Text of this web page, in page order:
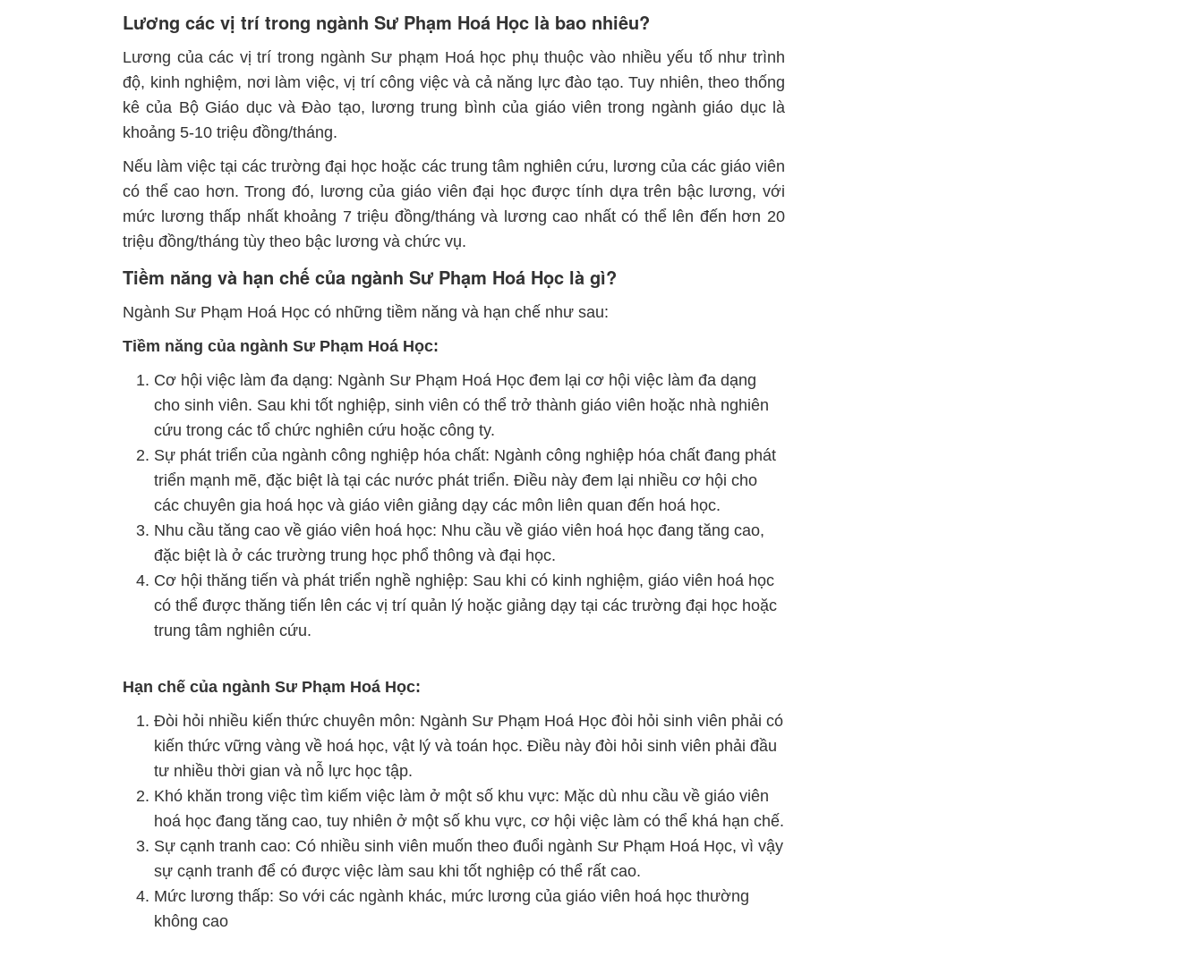
Lương các vị trí trong ngành Sư Phạm Hoá Học là bao nhiêu?
Lương của các vị trí trong ngành Sư phạm Hoá học phụ thuộc vào nhiều yếu tố như trình
độ, kinh nghiệm, nơi làm việc, vị trí công việc và cả năng lực đào tạo. Tuy nhiên, theo thống
kê của Bộ Giáo dục và Đào tạo, lương trung bình của giáo viên trong ngành giáo dục là
khoảng 5-10 triệu đồng/tháng.
Nếu làm việc tại các trường đại học hoặc các trung tâm nghiên cứu, lương của các giáo viên
có thể cao hơn. Trong đó, lương của giáo viên đại học được tính dựa trên bậc lương, với
mức lương thấp nhất khoảng 7 triệu đồng/tháng và lương cao nhất có thể lên đến hơn 20
triệu đồng/tháng tùy theo bậc lương và chức vụ.
Tiềm năng và hạn chế của ngành Sư Phạm Hoá Học là gì?
Ngành Sư Phạm Hoá Học có những tiềm năng và hạn chế như sau:
Tiềm năng của ngành Sư Phạm Hoá Học:
Cơ hội việc làm đa dạng: Ngành Sư Phạm Hoá Học đem lại cơ hội việc làm đa dạng
cho sinh viên. Sau khi tốt nghiệp, sinh viên có thể trở thành giáo viên hoặc nhà nghiên
cứu trong các tổ chức nghiên cứu hoặc công ty.
Sự phát triển của ngành công nghiệp hóa chất: Ngành công nghiệp hóa chất đang phát
triển mạnh mẽ, đặc biệt là tại các nước phát triển. Điều này đem lại nhiều cơ hội cho
các chuyên gia hoá học và giáo viên giảng dạy các môn liên quan đến hoá học.
Nhu cầu tăng cao về giáo viên hoá học: Nhu cầu về giáo viên hoá học đang tăng cao,
đặc biệt là ở các trường trung học phổ thông và đại học.
Cơ hội thăng tiến và phát triển nghề nghiệp: Sau khi có kinh nghiệm, giáo viên hoá học
có thể được thăng tiến lên các vị trí quản lý hoặc giảng dạy tại các trường đại học hoặc
trung tâm nghiên cứu.
Hạn chế của ngành Sư Phạm Hoá Học:
Đòi hỏi nhiều kiến thức chuyên môn: Ngành Sư Phạm Hoá Học đòi hỏi sinh viên phải có
kiến thức vững vàng về hoá học, vật lý và toán học. Điều này đòi hỏi sinh viên phải đầu
tư nhiều thời gian và nỗ lực học tập.
Khó khăn trong việc tìm kiếm việc làm ở một số khu vực: Mặc dù nhu cầu về giáo viên
hoá học đang tăng cao, tuy nhiên ở một số khu vực, cơ hội việc làm có thể khá hạn chế.
Sự cạnh tranh cao: Có nhiều sinh viên muốn theo đuổi ngành Sư Phạm Hoá Học, vì vậy
sự cạnh tranh để có được việc làm sau khi tốt nghiệp có thể rất cao.
Mức lương thấp: So với các ngành khác, mức lương của giáo viên hoá học thường
không cao